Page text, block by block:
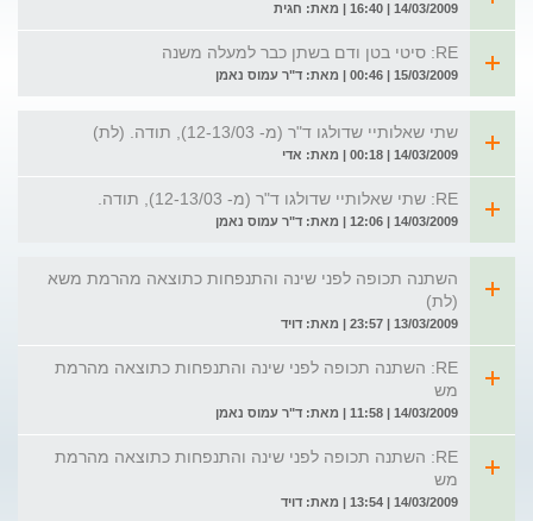
14/03/2009 | 16:40 | מאת: חגית
RE: סיטי בטן ודם בשתן כבר למעלה משנה
15/03/2009 | 00:46 | מאת: ד"ר עמוס נאמן
שתי שאלותיי שדולגו ד"ר (מ- 12-13/03), תודה. (לת)
14/03/2009 | 00:18 | מאת: אדי
RE: שתי שאלותיי שדולגו ד"ר (מ- 12-13/03), תודה.
14/03/2009 | 12:06 | מאת: ד"ר עמוס נאמן
השתנה תכופה לפני שינה והתנפחות כתוצאה מהרמת משא
(לת)
13/03/2009 | 23:57 | מאת: דויד
RE: השתנה תכופה לפני שינה והתנפחות כתוצאה מהרמת
מש
14/03/2009 | 11:58 | מאת: ד"ר עמוס נאמן
RE: השתנה תכופה לפני שינה והתנפחות כתוצאה מהרמת
מש
14/03/2009 | 13:54 | מאת: דויד